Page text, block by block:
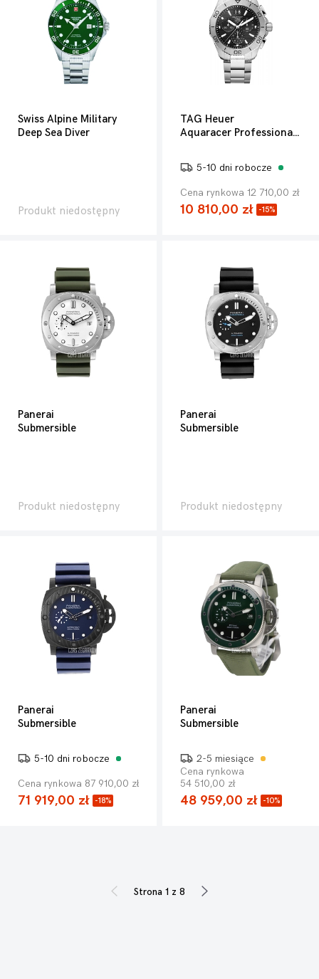
Swiss Alpine Military
Deep Sea Diver
Produkt niedostępny
TAG Heuer
Aquaracer Professional 200
5-10 dni robocze
Cena rynkowa 12 710,00 zł
10 810,00 zł -15%
Panerai
Submersible
Produkt niedostępny
Panerai
Submersible
Produkt niedostępny
Panerai
Submersible
5-10 dni robocze
Cena rynkowa 87 910,00 zł
71 919,00 zł -18%
Panerai
Submersible
2-5 miesiące
Cena rynkowa
54 510,00 zł
48 959,00 zł -10%
Strona 1 z 8